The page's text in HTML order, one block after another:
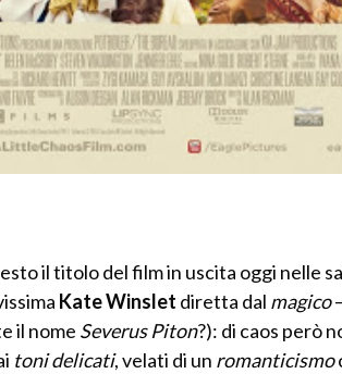
il titolo del film in uscita oggi nelle
Kate Winslet diretta dal magico
il nome Severus Piton?): di caos però
toni delicati, velati di un romanticismo